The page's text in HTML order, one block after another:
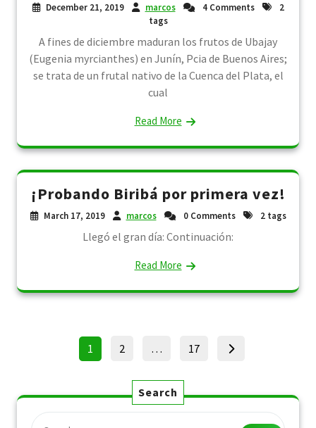
December 21, 2019 marcos 4 Comments
2
tags
A fines de diciembre maduran los frutos de Ubajay
(Eugenia myrcianthes) en Junín, Pcia de Buenos Aires;
se trata de un frutal nativo de la Cuenca del Plata, el
cual
Read More
¡Probando Biribá por primera vez!
March 17, 2019 marcos 0 Comments 2 tags
Llegó el gran día: Continuación:
Read More
Posts
Page
1 Page
2 … Page
17
Search